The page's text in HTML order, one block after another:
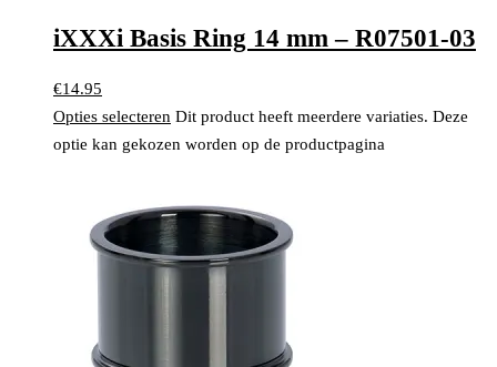
iXXXi Basis Ring 14 mm – R07501-03
€14.95
Opties selecteren Dit product heeft meerdere variaties. Deze
optie kan gekozen worden op de productpagina